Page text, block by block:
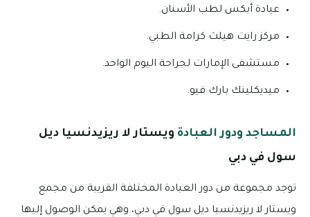
عيادة أبكس لطب الأسنان.
مركز رايت هيلث كرامة الطبي.
مستشفى الإمارات لجراحة اليوم الواحد.
ميديكلينك بارك فيو.
المساجد ودور العبادة ويستار لا ريزيدنسيا ديل
سول في دبي
توجد مجموعة من دور العبادة المختلفة القريبة من مجمع
ويستار لا ريزيدنسيا ديل سول في دبي، وهي يمكن الوصول إليها